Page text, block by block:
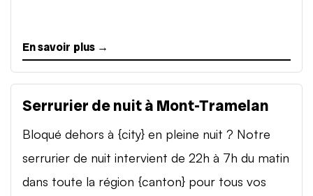
En savoir plus →
Serrurier de nuit à Mont-Tramelan
Bloqué dehors à {city} en pleine nuit ? Notre
serrurier de nuit intervient de 22h à 7h du matin
dans toute la région {canton} pour tous vos